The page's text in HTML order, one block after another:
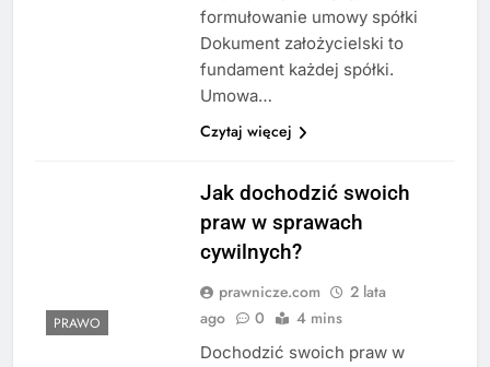
formułowanie umowy spółki
Dokument założycielski to
fundament każdej spółki.
Umowa…
Czytaj więcej
PRAWO
Jak dochodzić swoich
praw w sprawach
cywilnych?
prawnicze.com
2 lata
ago
0 4 mins
Dochodzić swoich praw w